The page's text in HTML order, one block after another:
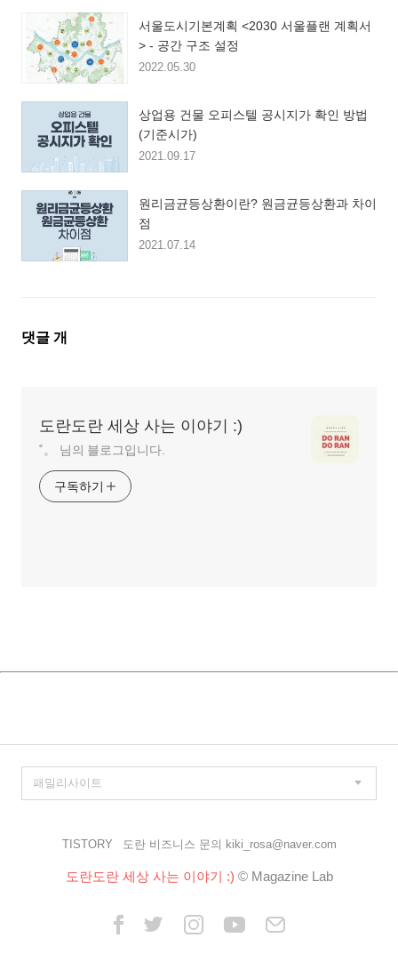
서울도시기본계획 <2030 서울플랜 계획서
> - 공간 구조 설정
2022.05.30
상업용 건물 오피스텔 공시지가 확인 방법
(기준시가)
2021.09.17
원리금균등상환이란? 원금균등상환과 차이
점
2021.07.14
댓
댓글 개
도란도란 세상 사는 이야기 :)
˚。 님의 블로그입니다.
구독하기
TISTORY 도란 비즈니스 문의 kiki_rosa@naver.com
도란도란 세상 사는 이야기 :) © Magazine Lab